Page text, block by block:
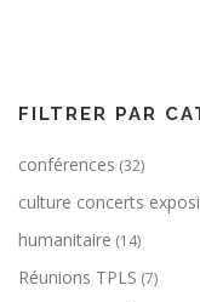
FILTRER PAR
conférences (32)
culture concerts
humanitaire (14)
Réunions TPLS (7)